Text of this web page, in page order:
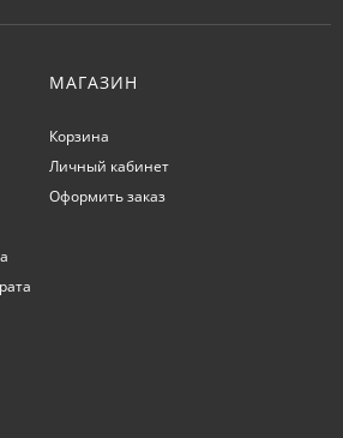
МАГАЗИН
Корзина
Личный кабинет
Оформить заказ